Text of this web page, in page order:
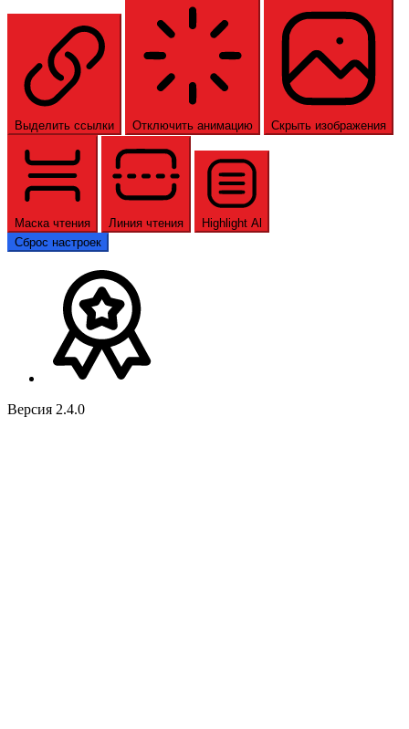
Выделить ссылки Отключить анимацию Скрыть изображения
Маска чтения Линия чтения
Highlight Al
Сброс настроек
Версия 2.4.0